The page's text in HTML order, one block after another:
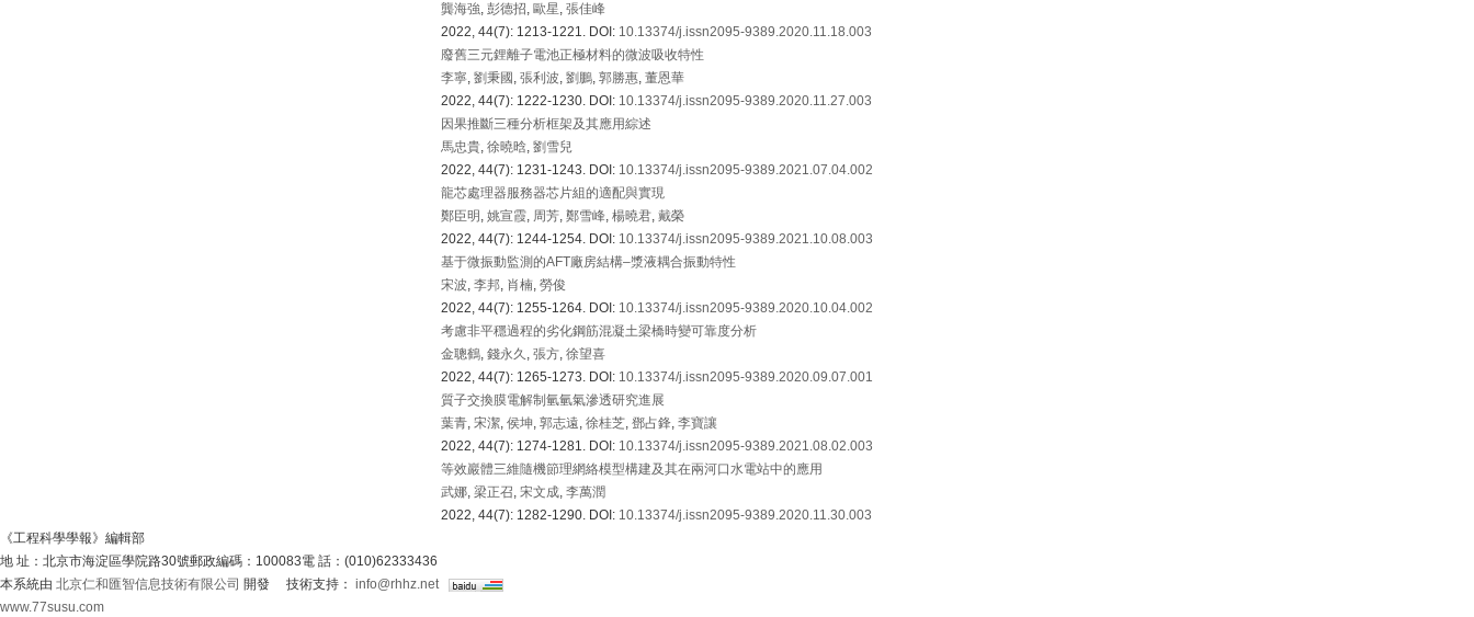
龔海強, 彭德招, 歐星, 張佳峰
2022, 44(7): 1213-1221. DOI: 10.13374/j.issn2095-9389.2020.11.18.003
廢舊三元鋰離子電池正極材料的微波吸收特性
李寧, 劉秉國 , 張利波, 劉鵬, 郭勝惠, 董恩華
2022, 44(7): 1222-1230. DOI: 10.13374/j.issn2095-9389.2020.11.27.003
因果推斷三種分析框架及其應用綜述
馬忠貴, 徐曉晗, 劉雪兒
2022, 44(7): 1231-1243. DOI: 10.13374/j.issn2095-9389.2021.07.04.002
龍芯處理器服務器芯片組的適配與實現
鄭臣明 , 姚宣霞, 周芳, 鄭雪峰, 楊曉君, 戴榮
2022, 44(7): 1244-1254. DOI: 10.13374/j.issn2095-9389.2021.10.08.003
基于微振動監測的AFT廠房結構–漿液耦合振動特性
宋波, 李邦, 肖楠, 勞俊
2022, 44(7): 1255-1264. DOI: 10.13374/j.issn2095-9389.2020.10.04.002
考慮非平穩過程的劣化鋼筋混凝土梁橋時變可靠度分析
金聰鶴, 錢永久 , 張方, 徐望喜
2022, 44(7): 1265-1273. DOI: 10.13374/j.issn2095-9389.2020.09.07.001
質子交換膜電解制氫氫氣滲透研究進展
葉青, 宋潔, 侯坤, 郭志遠, 徐桂芝, 鄧占鋒, 李寶讓
2022, 44(7): 1274-1281. DOI: 10.13374/j.issn2095-9389.2021.08.02.003
等效巖體三維隨機節理網絡模型構建及其在兩河口水電站中的應用
武娜, 梁正召, 宋文成, 李萬潤
2022, 44(7): 1282-1290. DOI: 10.13374/j.issn2095-9389.2020.11.30.003
《工程科學學報》編輯部
地 址：北京市海淀區學院路30號郵政編碼：100083電 話：(010)62333436
本系統由 北京仁和匯智信息技術有限公司 開發 技術支持： info@rhhz.net
www.77susu.com